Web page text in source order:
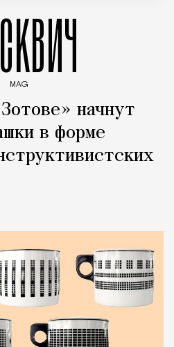
MAG
начнут
в форме